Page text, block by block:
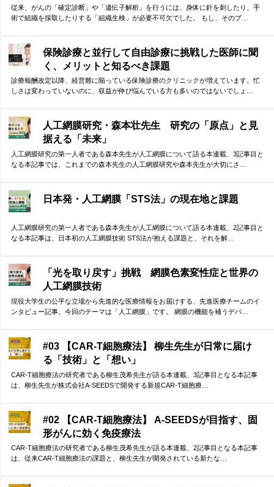
従来、がんの「確定診断」や「遺伝子解析」を行うには、身体に針を刺したり、手
術で組織を採取したりする「組織生検」が必要不可欠でした。 もし、そのプ…
保険診療と並行して自由診療に挑戦した医師に聞
く、メリットと知るべき課題
診療報酬改定以降、経営難に陥っている保険診療のクリニックが増えています。忙
しさは変わっていないのに、収益が伸び悩んでいる方も多いのではないでしょ…
人工網膜研究・森本壮先生 研究の「原点」と見
据える「未来」
人工網膜研究の第一人者である森本先生が人工網膜について語る本連載、3記事目と
なる本記事では、これまでの森本先生の人工網膜研究や森本先生が大切にさ…
日本発・人工網膜「STS法」の現在地と課題
人工網膜研究の第一人者である森本先生が人工網膜について語る本連載、2記事目と
なる本記事は、日本初の人工網膜技術 STS法が抱える課題と、それを解…
「光を取り戻す」挑戦 網膜色素変性症と世界の
人工網膜技術
現役大学生の公平な立場から先進的な医療情報をお届けする、先進医療チームのイ
ンタビュー記事。今回のテーマは「人工網膜」です。 網膜の機能を補うデバ…
#03 【CAR-T細胞療法】 柳生先生が日常に届け
る「技術」と「想い」
CAR-T細胞療法の研究者である柳生茂希先生が語る本連載、3記事目となる本記事
は、柳生先生が株式会社A-SEEDSで開発する新規CAR-T細胞療…
#02 【CAR-T細胞療法】 A-SEEDSが目指す、固
形がんに効く免疫療法
CAR-T細胞療法の研究者である柳生茂希先生が語る本連載、2記事目となる本記事
は、従来CAR-T細胞療法の課題と、柳生先生が開発されている新たな…